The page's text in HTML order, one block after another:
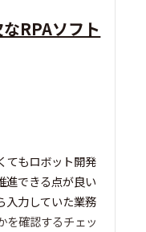
RPAソフト
てもロボット開発
進できる点が良い
入力していた業務
を確認するチェッ